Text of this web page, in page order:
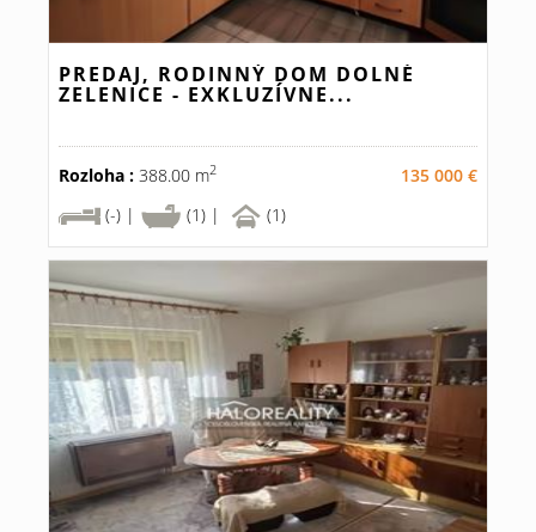
PREDAJ, RODINNÝ DOM DOLNÉ
ZELENICE - EXKLUZÍVNE...
Rozloha : 388.00 m2
135 000 €
(-) |
(1) | (1)